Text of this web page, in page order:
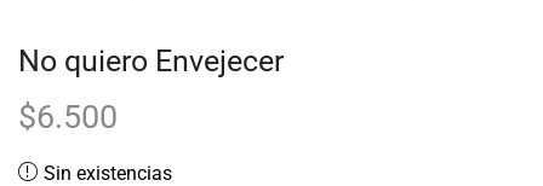
No quiero Envejecer
$6.500
Sin existencias